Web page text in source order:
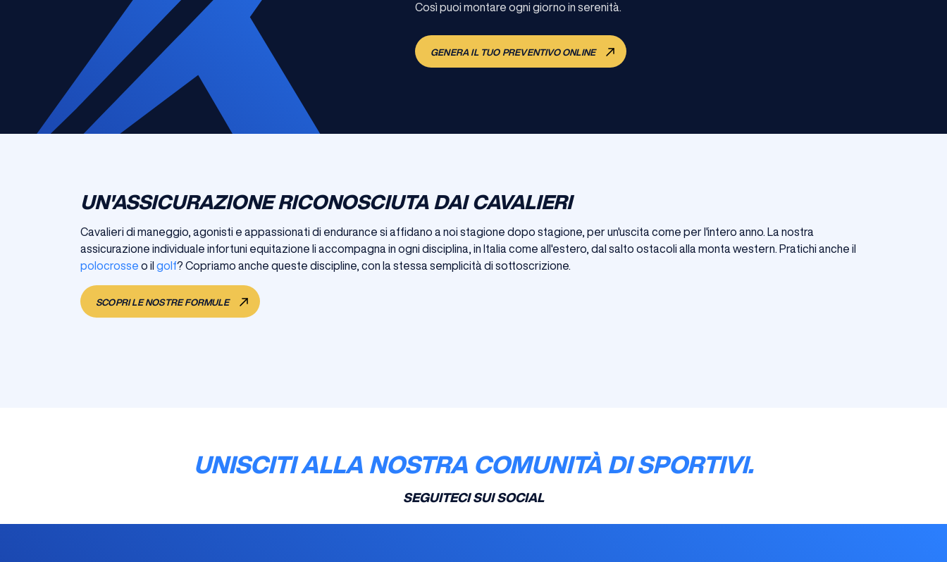
Così puoi montare ogni giorno in serenità.
GENERA IL TUO PREVENTIVO ONLINE
UN'ASSICURAZIONE RICONOSCIUTA DAI CAVALIERI
Cavalieri di maneggio, agonisti e appassionati di endurance si affidano a noi stagione dopo stagione, per un'uscita come per l'intero anno. La nostra
assicurazione individuale infortuni equitazione li accompagna in ogni disciplina, in Italia come all'estero, dal salto ostacoli alla monta western. Pratichi anche il
polocrosse o il golf? Copriamo anche queste discipline, con la stessa semplicità di sottoscrizione.
SCOPRI LE NOSTRE FORMULE
UNISCITI ALLA NOSTRA COMUNITÀ DI SPORTIVI.
SEGUITECI SUI SOCIAL